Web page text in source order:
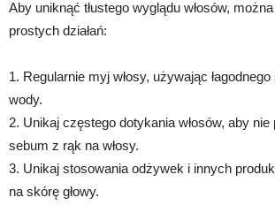
Aby uniknąć tłustego wyglądu włosów,
prostych działań:
1. Regularnie myj włosy, używając
wody.
2. Unikaj częstego dotykania włosów, aby
sebum z rąk na włosy.
3. Unikaj stosowania odżywek i innych
na skórę głowy.